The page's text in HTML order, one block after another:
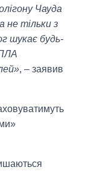
Чауда
не тільки з
шукає будь-
, – заявив